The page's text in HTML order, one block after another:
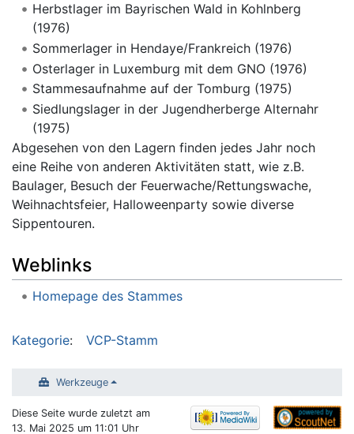
Herbstlager im Bayrischen Wald in Kohlnberg
(1976)
Sommerlager in Hendaye/Frankreich (1976)
Osterlager in Luxemburg mit dem GNO (1976)
Stammesaufnahme auf der Tomburg (1975)
Siedlungslager in der Jugendherberge Alternahr
(1975)
Abgesehen von den Lagern finden jedes Jahr noch
eine Reihe von anderen Aktivitäten statt, wie z.B.
Baulager, Besuch der Feuerwache/Rettungswache,
Weihnachtsfeier, Halloweenparty sowie diverse
Sippentouren.
Weblinks
Homepage des Stammes
Kategorie: VCP-Stamm
Werkzeuge
Diese Seite wurde zuletzt am
13. Mai 2025 um 11:01 Uhr